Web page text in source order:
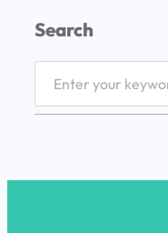
Search